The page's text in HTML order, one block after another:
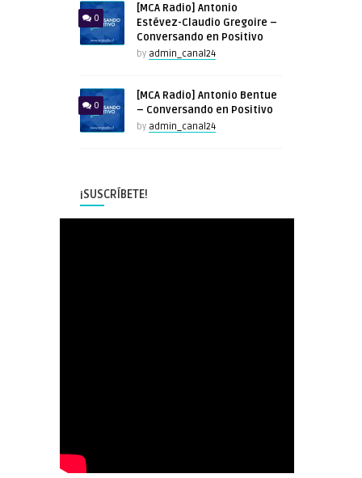
0
[MCA Radio] Antonio
Estévez-Claudio Gregoire –
Conversando en Positivo
by admin_canal24
0
[MCA Radio] Antonio Bentue
– Conversando en Positivo
by admin_canal24
¡SUSCRÍBETE!